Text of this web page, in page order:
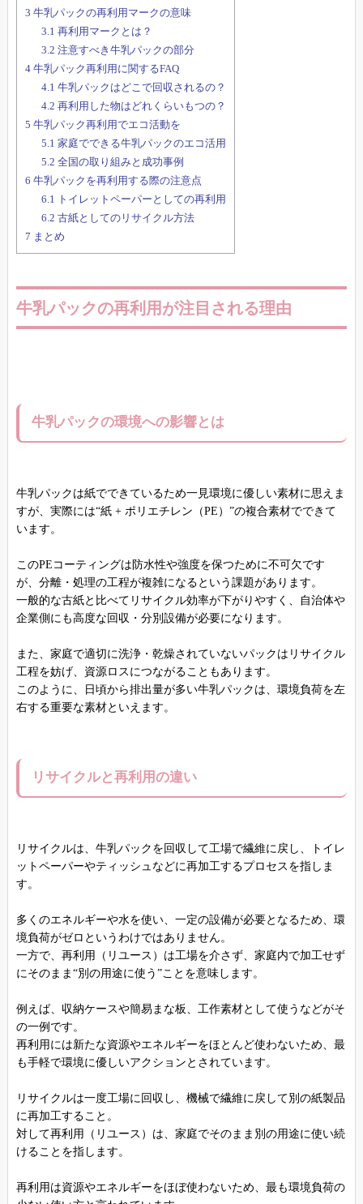
3 牛乳パックの再利用マークの意味
3.1 再利用マークとは？
3.2 注意すべき牛乳パックの部分
4牛乳パック再利用に関するFAQ
4.1 牛乳パックはどこで回収されるの？
4.2 再利用した物はどれくらいもつの？
5 牛乳パック再利用でエコ活動を
5.1 家庭でできる牛乳パックのエコ活用
5.2 全国の取り組みと成功事例
6 牛乳パックを再利用する際の注意点
6.1
トイレットペーパーとしての再利用
6.2 古紙としてのリサイクル方法
7 まとめ
牛乳パックの再利用が注目される理由
牛乳パックの環境への影響とは
牛乳パックは紙でできているため一見環境に優しい素材に思えま
すが、実際には“紙 + ポリエチレン（PE）”の複合素材でできて
います。
このPEコーティングは防水性や強度を保つために不可欠です
が、分離・処理の工程が複雑になるという課題があります。
一般的な古紙と比べてリサイクル効率が下がりやすく、自治体や
企業側にも高度な回収・分別設備が必要になります。
また、家庭で適切に洗浄・乾燥されていないパックはリサイクル
工程を妨げ、資源ロスにつながることもあります。
このように、日頃から排出量が多い牛乳パックは、環境負荷を左
右する重要な素材といえます。
リサイクルと再利用の違い
リサイクルは、牛乳パックを回収して工場で繊維に戻し、トイレ
ットペーパーやティッシュなどに再加工するプロセスを指しま
す。
多くのエネルギーや水を使い、一定の設備が必要となるため、環
境負荷がゼロというわけではありません。
一方で、再利用（リユース）は工場を介さず、家庭内で加工せず
にそのまま“別の用途に使う”ことを意味します。
例えば、収納ケースや簡易まな板、工作素材として使うなどがそ
の一例です。
再利用には新たな資源やエネルギーをほとんど使わないため、最
も手軽で環境に優しいアクションとされています。
リサイクルは一度工場に回収し、機械で繊維に戻して別の紙製品
に再加工すること。
対して再利用（リユース）は、家庭でそのまま別の用途に使い続
けることを指します。
再利用は資源やエネルギーをほぼ使わないため、最も環境負荷の